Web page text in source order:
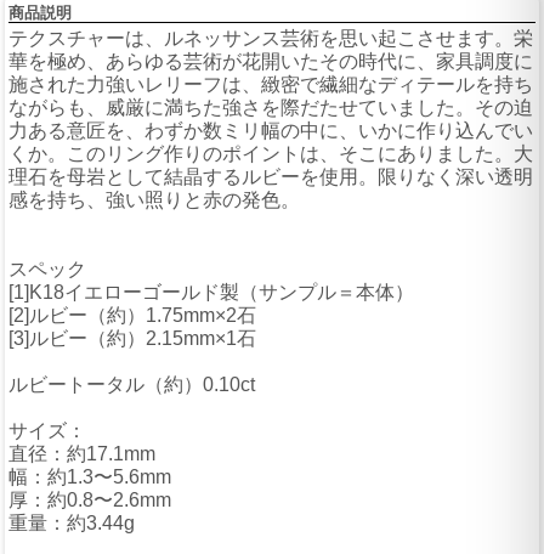
商品説明
テクスチャーは、ルネッサンス芸術を思い起こさせます。栄
華を極め、あらゆる芸術が花開いたその時代に、家具調度に
施された力強いレリーフは、緻密で繊細なディテールを持ち
ながらも、威厳に満ちた強さを際だたせていました。その迫
力ある意匠を、わずか数ミリ幅の中に、いかに作り込んでい
くか。このリング作りのポイントは、そこにありました。大
理石を母岩として結晶するルビーを使用。限りなく深い透明
感を持ち、強い照りと赤の発色。
スペック
[1]K18イエローゴールド製（サンプル＝本体）
[2]ルビー（約）1.75mm×2石
[3]ルビー（約）2.15mm×1石
ルビートータル（約）0.10ct
サイズ：
直径：約17.1mm
幅：約1.3〜5.6mm
厚：約0.8〜2.6mm
重量：約3.44g